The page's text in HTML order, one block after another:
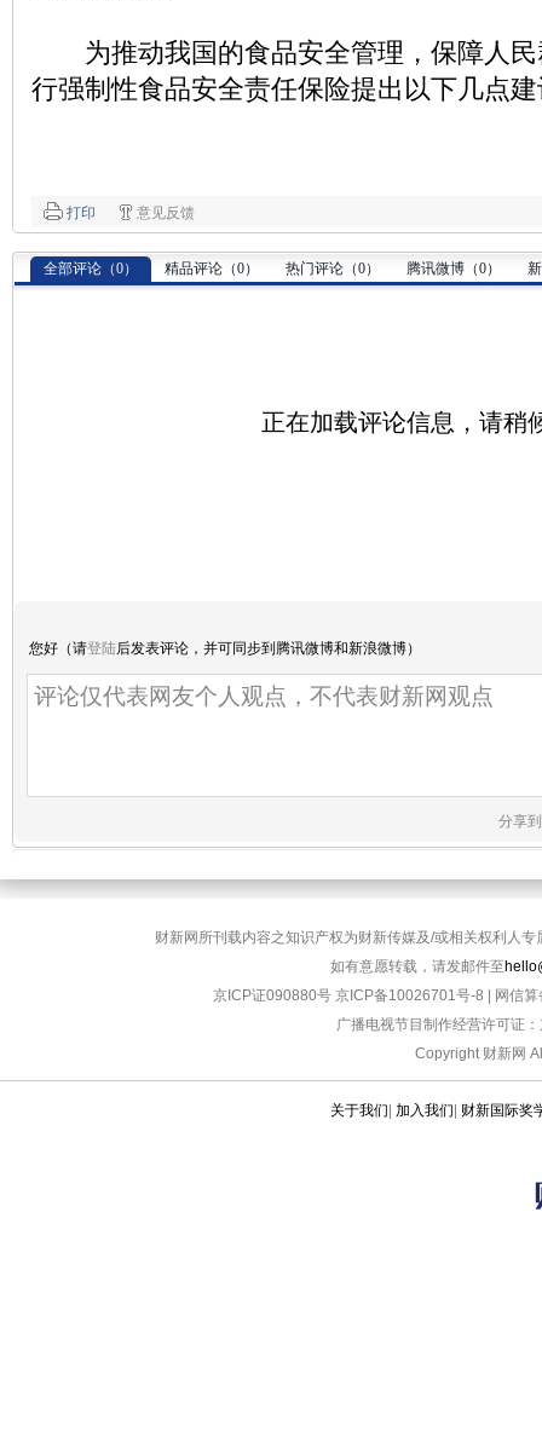
为推动我国的食品安全管理，保障人民
行强制性食品安全责任保险提出以下几点
打印 意见反馈
全部评论（0） 精品评论（0） 热门评论（0） 腾讯微博（0）
正在加载评论信息，请稍
您好（请登陆后发表评论，并可同步到腾讯微博和新浪微博）
分享
财新网所刊载内容之知识产权为财新传媒及/或相关权利人
如有意愿转载，请发邮件至
京ICP证090880号 京ICP备10026701号-8
网信
广播电视节目制作经营许可证
Copyright 财新网
关于我们 加入我们 财新国际奖